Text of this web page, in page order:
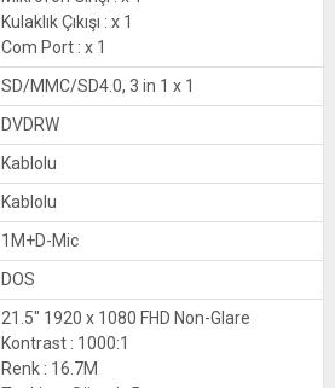
Kulaklık Çıkışı : x 1
Com Port : x 1
SD/MMC/SD4.0, 3 in 1 x 1
DVDRW
Kablolu
Kablolu
1M+D-Mic
DOS
21.5″ 1920 x 1080 FHD Non-Glare
Kontrast : 1000:1
Renk : 16.7M